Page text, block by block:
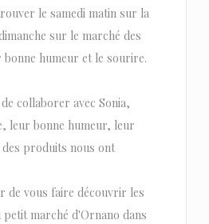
le samedi matin sur la
sur le marché des
humeur et le sourire.
collaborer avec Sonia,
leur bonne humeur, leur
produits nous ont
de vous faire découvrir les
marché d'Ornano dans